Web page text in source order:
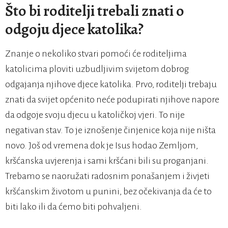
Što bi roditelji trebali znati o
odgoju djece katolika?
Znanje o nekoliko stvari pomoći će roditeljima
katolicima ploviti uzbudljivim svijetom dobrog
odgajanja njihove djece katolika. Prvo, roditelji trebaju
znati da svijet općenito neće podupirati njihove napore
da odgoje svoju djecu u katoličkoj vjeri. To nije
negativan stav. To je iznošenje činjenice koja nije ništa
novo. Još od vremena dok je Isus hodao Zemljom,
kršćanska uvjerenja i sami kršćani bili su proganjani.
Trebamo se naoružati radosnim ponašanjem i živjeti
kršćanskim životom u punini, bez očekivanja da će to
biti lako ili da ćemo biti pohvaljeni.